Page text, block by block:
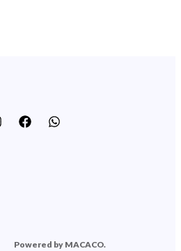
Powered by MACACO.